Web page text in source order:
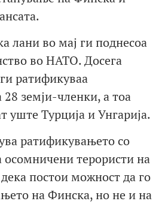
лани во мај ги поднесоа
во НАТО. Досега
ратификуваа
земји-членки, а тоа
уште Турција и Унгарија.
ратификувањето со
терoристи на
постои можност да го
на Финска, но не и на